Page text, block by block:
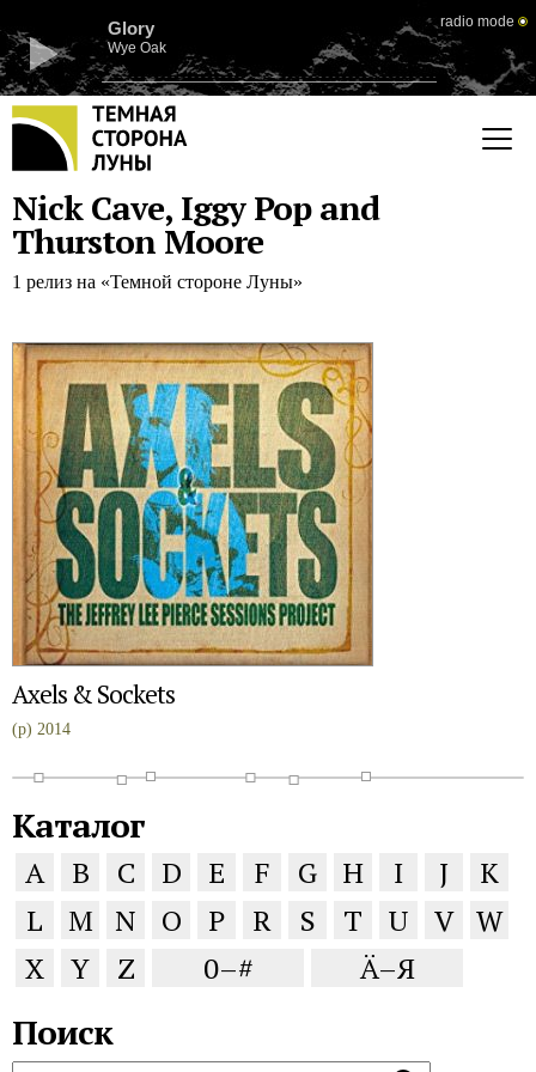
Glory
Wye Oak
radio mode
Nick Cave, Iggy Pop and
Thurston Moore
1 релиз на «Темной стороне Луны»
Axels & Sockets
(p) 2014
Каталог
A B C D E F G H I J
K
L
M N O P R S T U V W
X
Y Z 0–# Ä–Я
Поиск